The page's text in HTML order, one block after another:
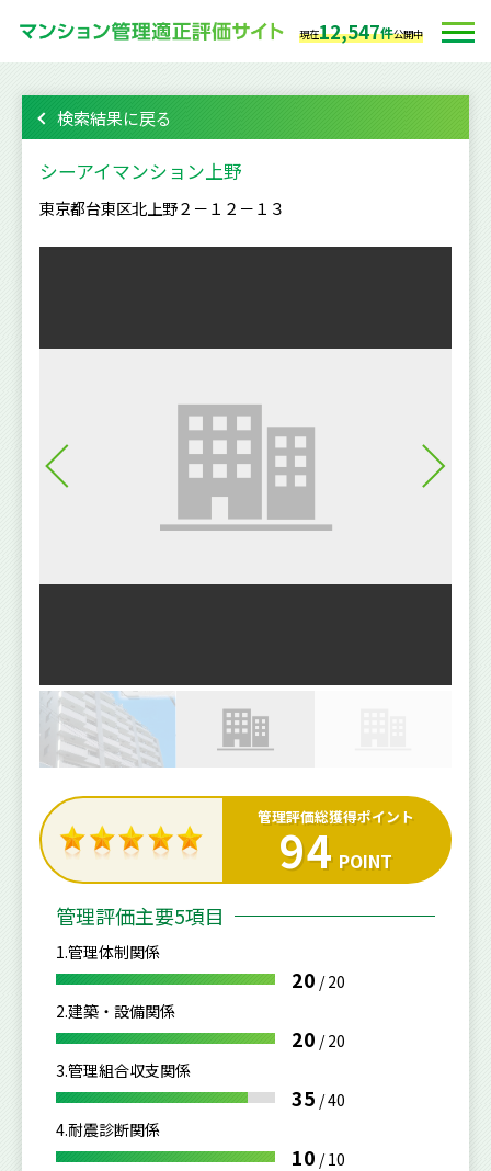
現在12,547件公開中
検索結果に戻る
シーアイマンション上野
東京都台東区北上野２－１２－１３
管理評価総獲得ポイント
94 POINT
管理評価主要5項目
1.管理体制関係
20 /20
2.建築・設備関係
20 /20
3.管理組合収支関係
35 /40
4.耐震診断関係
10 /10